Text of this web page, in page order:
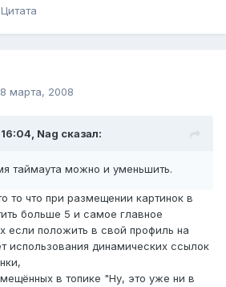
Цитата
8 марта, 2008
Nag сказал:
таймаута можно и уменьшить.
то что при размещении картинок в
больше 5 и самое главное
если положить в свой профиль на
использования динамических ссылок
в топике "Ну, это уже ни в